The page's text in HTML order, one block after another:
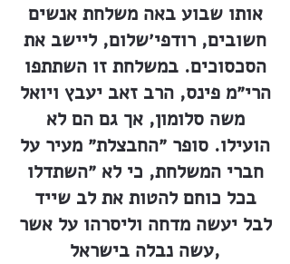
אותו שבוע באה משלחת אנשים
חשובים, רודפי׳שלום, ליישב את
הסכסוכים. במשלחת זו השתתפו
הרי״מ פינס, הרב זאב יעבץ ויואל
משה סלומון, אך גם הם לא
הועילו. סופר ״החבצלת״ מעיר על
חברי המשלחת, כי לא ״השתדלו
בכל כוחם להטות את לב שייד
לבל יעשה מדחה וליסרהו על אשר
עשה נבלה בישראל,